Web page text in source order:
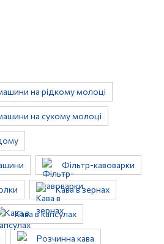
на рідкому молоці
на сухому молоці
Фільтр-кавоварки
Кава в зернах
Кава в капсулах
Розчинна кава